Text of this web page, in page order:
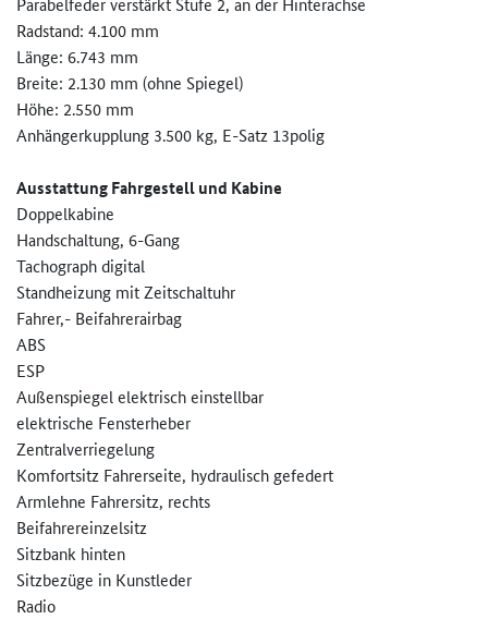
Radstand: 4.100 mm
Länge: 6.743 mm
Breite: 2.130 mm (ohne Spiegel)
Höhe: 2.550 mm
Anhängerkupplung 3.500 kg, E-Satz 13polig
Ausstattung Fahrgestell und Kabine
Doppelkabine
Handschaltung, 6-Gang
Tachograph digital
Standheizung mit Zeitschaltuhr
Fahrer,- Beifahrerairbag
ABS
ESP
Außenspiegel elektrisch einstellbar
elektrische Fensterheber
Zentralverriegelung
Komfortsitz Fahrerseite, hydraulisch gefedert
Armlehne Fahrersitz, rechts
Beifahrereinzelsitz
Sitzbank hinten
Sitzbezüge in Kunstleder
Radio